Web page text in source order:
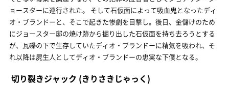
ョースターに連行された。 そして石仮面によって吸血鬼となったディ
オ・ブランドーと、そこで起きた惨劇を目撃し。後日、金儲けのため
にジョースター邸の焼け跡から掘り出した石仮面を持ち去ろうとする
が、瓦礫の下で生存していたディオ・ブランドーに精気を吸われ、そ
れ以降は屍生人としてディオ・ブランドーの忠実な下僕となる。
切り裂きジャック (きりさきじゃっく)